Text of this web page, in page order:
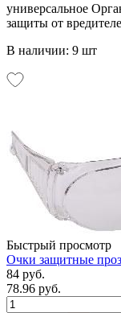
универсальное
защиты от
В наличии: 9 шт
Быстрый просмотр
Очки защитные
84 руб.
78.96 руб.